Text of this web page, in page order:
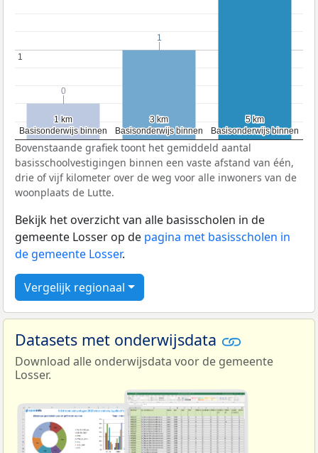
Basisonderwijs binnen
Basisonderwijs binnen
1 km
1 km
Basisonderwijs binnen
Basisonderwijs binnen
3 km
3 km
Basisonderwijs binnen
Basisonderwijs binnen
5 km
5 km
1
1
0
0
1
1
Bovenstaande grafiek toont het gemiddeld aantal
basisschoolvestigingen binnen een vaste afstand van één,
drie of vijf kilometer over de weg voor alle inwoners van de
woonplaats de Lutte.
Bekijk het overzicht van alle basisscholen in de
gemeente Losser op de pagina met basisscholen in
de gemeente Losser.
Vergelijk regionaal
Datasets met onderwijsdata
Download alle onderwijsdata voor de gemeente
Losser.